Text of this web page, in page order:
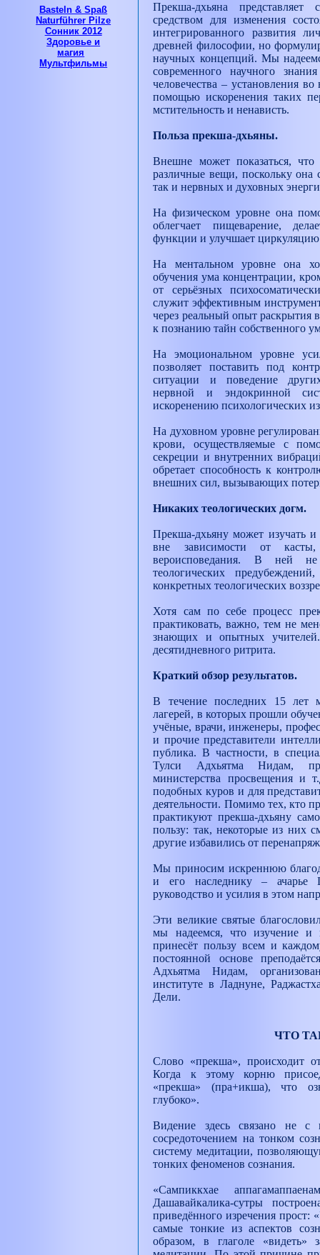
Basteln & Spaß
Naturführer Pilze
Сонник 2012
Здоровье и
магия
Мультфильмы
Прекша-дхьяна
средством для изменения
интегрированного развития
древней философии, но
научных концепций. Мы
современного научного
человечества – установления
помощью искоренения таких
мстительность и ненависть.
Польза прекша-дхьяны.
Внешне может показаться,
различные вещи, поскольку она
так и нервных и духовных
На физическом уровне она
облегчает пищеварение,
функции и улучшает
На ментальном уровне она
обучения ума концентрации,
от серьёзных
служит эффективным
через реальный опыт раскрытия
к познанию тайн собственного
На эмоциональном уровне
позволяет поставить под
ситуации и поведение
нервной и эндокринной
искоренению психологических
На духовном уровне
крови, осуществляемые с
секреции и внутренних
обретает способность к
внешних сил, вызывающих
Никаких теологических догм.
Прекша-дхьяну может изучать
вне зависимости от
вероисповедания. В ней
теологических
конкретных теологических
Хотя сам по себе процесс
практиковать, важно, тем не
знающих и опытных
десятидневного ритрита.
Краткий обзор результатов.
В течение последних 15 лет
лагерей, в которых прошли
учёные, врачи, инженеры,
и прочие представители
публика. В частности, в
Тулси Адхьятма Нидам,
министерства просвещения и
подобных куров и для
деятельности. Помимо тех, кто
практикуют прекша-дхьяну
пользу: так, некоторые из них
другие избавились от
Мы приносим искреннюю
и его наследнику – ачарье
руководство и усилия в этом
Эти великие святые
мы надеемся, что изучение и
принесёт пользу всем и
постоянной основе
Адхьятма Нидам,
институте в Ладнуне,
Дели.
ЧТО
Слово «прекша», происходит
Когда к этому корню
«прекша» (пра+икша), что
глубоко».
Видение здесь связано не
сосредоточением на тонком
систему медитации,
тонких феноменов сознания.
«Сампиккхае
Дашавайкалика-сутры
приведённого изречения прост:
самые тонкие из аспектов
образом, в глаголе «видеть»